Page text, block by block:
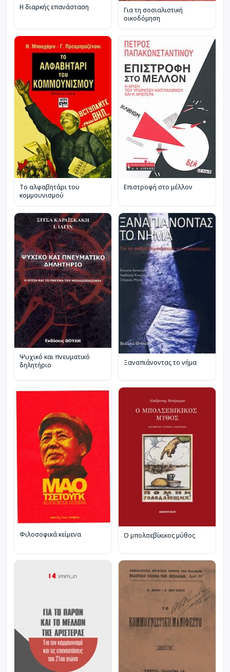
Η διαρκής επανάσταση
Για τη σοσιαλιστική
οικοδόμηση
Το αλφαβητάρι του
κομμουνισμού
Επιστροφή στο μέλλον
Ψυχικό και πνευματικό
δηλητήριο
Ξαναπιάνοντας το νήμα
Φιλοσοφικά κείμενα Ο μπολσεβίκικος μύθος